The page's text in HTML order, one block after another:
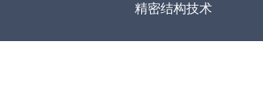
精密结构技术